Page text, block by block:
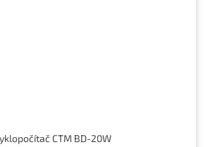
CTM BD-20W